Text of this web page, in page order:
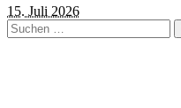
15. Juli 2026
Suchen
nach: